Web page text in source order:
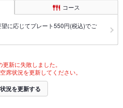
コース
に応じてプレート550円(税込)でご
新に失敗しました。
席状況を更新してください。
況を更新する